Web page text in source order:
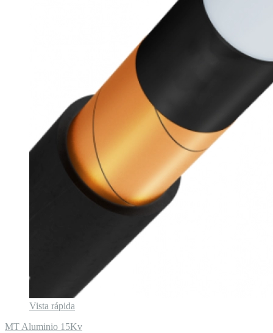
Vista rápida
MT Aluminio 15Kv